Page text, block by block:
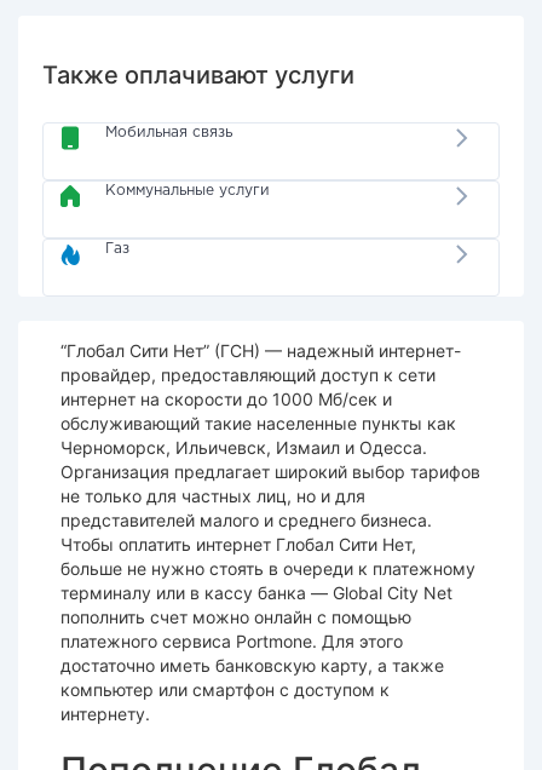
Также оплачивают услуги
Мобильная связь
Коммунальные услуги
Газ
“Глобал Сити Нет” (ГСН) — надежный интернет-
провайдер, предоставляющий доступ к сети
интернет на скорости до 1000 Мб/сек и
обслуживающий такие населенные пункты как
Черноморск, Ильичевск, Измаил и Одесса.
Организация предлагает широкий выбор тарифов
не только для частных лиц, но и для
представителей малого и среднего бизнеса.
Чтобы оплатить интернет Глобал Сити Нет,
больше не нужно стоять в очереди к платежному
терминалу или в кассу банка — Global City Net
пополнить счет можно онлайн с помощью
платежного сервиса Portmone. Для этого
достаточно иметь банковскую карту, а также
компьютер или смартфон с доступом к
интернету.